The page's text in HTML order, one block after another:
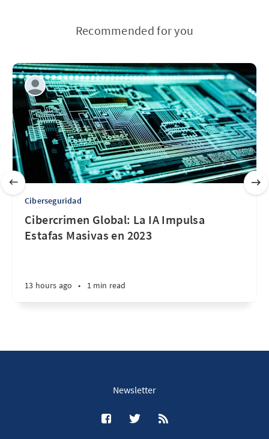
Recommended for you
Ciberseguridad
Cibercrimen Global: La IA Impulsa
Estafas Masivas en 2023
13 hours ago • 1 min read
Newsletter